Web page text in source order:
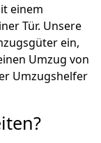
einem
Tür. Unsere
ein,
Umzug von
Umzugshelfer